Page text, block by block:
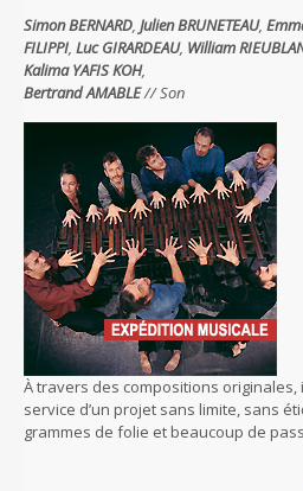
Simon BERNARD, Julien BRUNETEAU,
FILIPPI, Luc GIRARDEAU, William
Kalima YAFIS KOH,
Bertrand AMABLE// Son
À travers des compositions
service d’un projet sans limite, sans
grammes de folie et beaucoup de